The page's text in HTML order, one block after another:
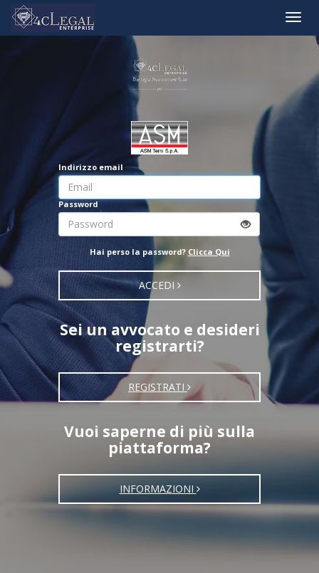
Toggle
Indirizzo email
Password
Hai perso la password? Clicca Qui
ACCEDI
Sei un avvocato e desideri
registrarti?
REGISTRATI
Vuoi saperne di più sulla
piattaforma?
INFORMAZIONI